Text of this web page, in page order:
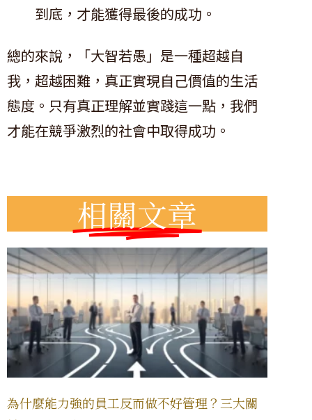
到底，才能獲得最後的成功。
總的來說，「大智若愚」是一種超越自
我，超越困難，真正實現自己價值的生活
態度。只有真正理解並實踐這一點，我們
才能在競爭激烈的社會中取得成功。
相關文章
為什麼能力強的員工反而做不好管理？三大關